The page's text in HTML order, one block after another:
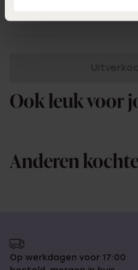
Ook leuk voor
Anderen
Op werkdagen voor 17:00